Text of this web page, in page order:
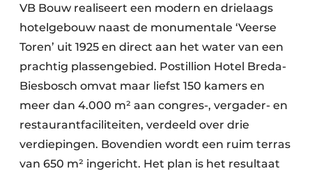
VB Bouw realiseert een modern en drielaags
hotelgebouw naast de monumentale ‘Veerse
Toren’ uit 1925 en direct aan het water van een
prachtig plassengebied. Postillion Hotel Breda-
Biesbosch omvat maar liefst 150 kamers en
meer dan 4.000 m² aan congres-, vergader- en
restaurantfaciliteiten, verdeeld over drie
verdiepingen. Bovendien wordt een ruim terras
van 650 m² ingericht. Het plan is het resultaat